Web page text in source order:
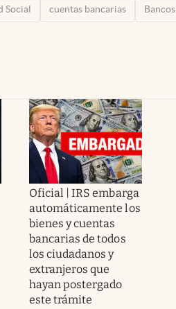
Social cuentas bancarias Bancos
Oficial | IRS embarga
automáticamente los
bienes y cuentas
bancarias de todos
los ciudadanos y
extranjeros que
hayan postergado
este trámite